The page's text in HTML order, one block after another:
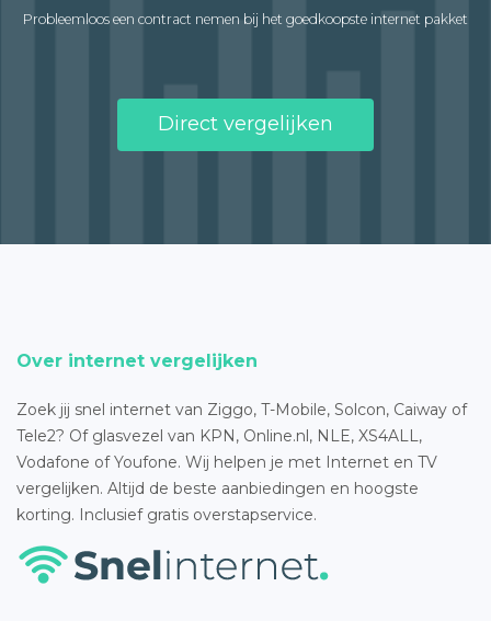
Probleemloos een contract nemen bij het goedkoopste internet pakket
Direct vergelijken
Over internet vergelijken
Zoek jij snel internet van Ziggo, T-Mobile, Solcon, Caiway of
Tele2? Of glasvezel van KPN, Online.nl, NLE, XS4ALL,
Vodafone of Youfone. Wij helpen je met Internet en TV
vergelijken. Altijd de beste aanbiedingen en hoogste
korting. Inclusief gratis overstapservice.